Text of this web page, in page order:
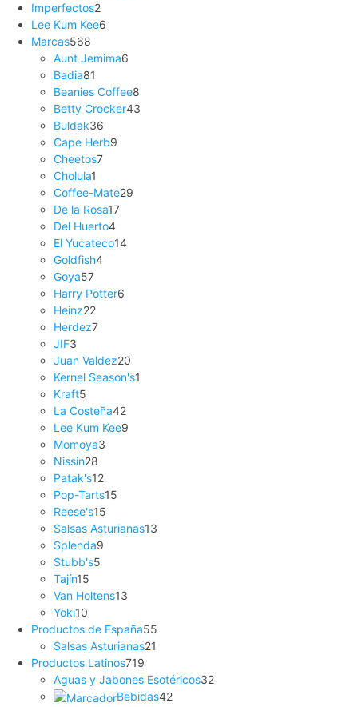
Imperfectos2
Lee Kum Kee6
Marcas568
Aunt Jemima6
Badia81
Beanies Coffee8
Betty Crocker43
Buldak36
Cape Herb9
Cheetos7
Cholula1
Coffee-Mate29
De la Rosa17
Del Huerto4
El Yucateco14
Goldfish4
Goya57
Harry Potter6
Heinz22
Herdez7
JIF3
Juan Valdez20
Kernel Season's1
Kraft5
La Costeña42
Lee Kum Kee9
Momoya3
Nissin28
Patak's12
Pop-Tarts15
Reese's15
Salsas Asturianas13
Splenda9
Stubb's5
Tajín15
Van Holtens13
Yoki10
Productos de España55
Salsas Asturianas21
Productos Latinos719
Aguas y Jabones Esotéricos32
Bebidas42